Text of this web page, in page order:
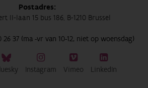
Postadres:
II-laan 15 bus 186, B-1210 Brussel
26 37 (ma -vr van 10-12, niet op woensdag)
Instagram Vimeo LinkedIn